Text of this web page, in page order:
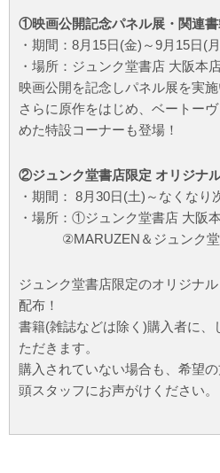
①映画公開記念パネル展・関連
・期間：8月15日(金)～9月15日(
・場所：ジュンク堂書店 大阪本
映画公開を記念しパネル展を実施
さらに原作をはじめ、ベートー
めた特設コーナーも登場！
②ジュンク堂書店限定 オリジナ
・期間： 8月30日(土)～なくなり
・場所：①ジュンク堂書店 大阪
②MARUZEN＆ジュンク堂
ジュンク堂書店限定のオリジナ
配布！
書籍(雑誌などは除く)購入者に、
ただきます。
購入されていない場合も、希望
頭スタッフにお声がけください。